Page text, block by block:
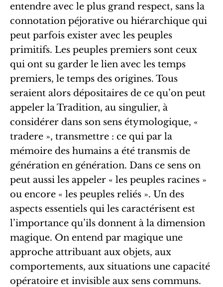
entendre avec le plus grand respect, sans la
connotation péjorative ou hiérarchique qui
peut parfois exister avec les peuples
primitifs. Les peuples premiers sont ceux
qui ont su garder le lien avec les temps
premiers, le temps des origines. Tous
seraient alors dépositaires de ce qu’on peut
appeler la Tradition, au singulier, à
considérer dans son sens étymologique, «
tradere », transmettre : ce qui par la
mémoire des humains a été transmis de
génération en génération. Dans ce sens on
peut aussi les appeler « les peuples racines »
ou encore « les peuples reliés ». Un des
aspects essentiels qui les caractérisent est
l’importance qu’ils donnent à la dimension
magique. On entend par magique une
approche attribuant aux objets, aux
comportements, aux situations une capacité
opératoire et invisible aux sens communs.